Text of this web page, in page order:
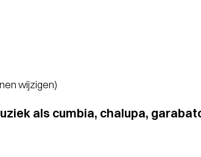
wijzigen)
als cumbia, chalupa,